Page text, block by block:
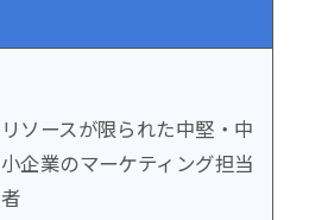
リソースが限られた中堅・中
小企業のマーケティング担当
者